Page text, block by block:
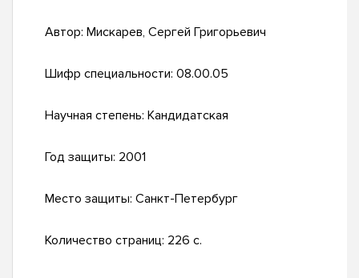
Автор: Мискарев, Сергей Григорьевич
Шифр специальности: 08.00.05
Научная степень: Кандидатская
Год защиты: 2001
Место защиты: Санкт-Петербург
Количество страниц: 226 с.